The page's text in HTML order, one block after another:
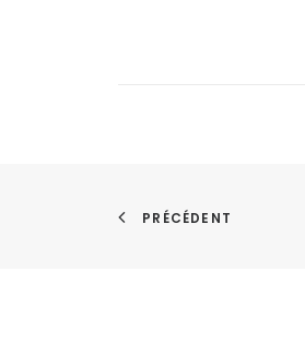
PRÉCÉDENT